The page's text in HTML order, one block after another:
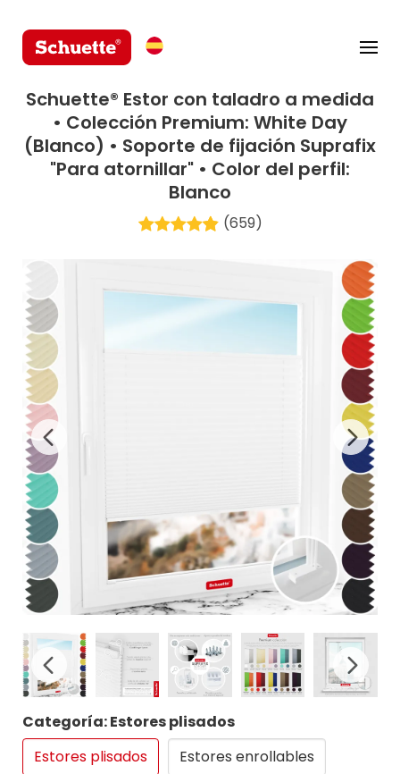
Schuette® Estor con taladro a medida
• Colección Premium: White Day
(Blanco) • Soporte de fijación Suprafix
"Para atornillar" • Color del perfil:
Blanco
(659)
Categoría: Estores plisados
Estores plisados
Estores enrollables